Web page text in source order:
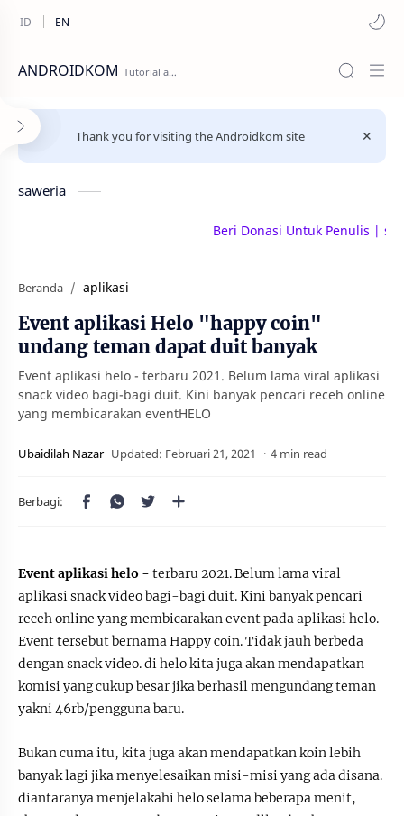
ANDROIDKOM
Thank you for visiting the Androidkom site
saweria
Beri Donasi Untuk Penulis |
Beranda aplikasi
Event aplikasi Helo "happy coin"
undang teman dapat duit banyak
Event aplikasi helo - terbaru 2021. Belum lama viral aplikasi
snack video bagi-bagi duit. Kini banyak pencari receh online
yang membicarakan eventHELO
4 min read
Event aplikasi helo - terbaru 2021. Belum lama viral
aplikasi snack video bagi-bagi duit. Kini banyak pencari
receh online yang membicarakan event pada aplikasi helo.
Event tersebut bernama Happy coin. Tidak jauh berbeda
dengan snack video. di helo kita juga akan mendapatkan
komisi yang cukup besar jika berhasil mengundang teman
yakni 46rb/pengguna baru.
Bukan cuma itu, kita juga akan mendapatkan koin lebih
banyak lagi jika menyelesaikan misi-misi yang ada disana.
diantaranya menjelakahi helo selama beberapa menit,